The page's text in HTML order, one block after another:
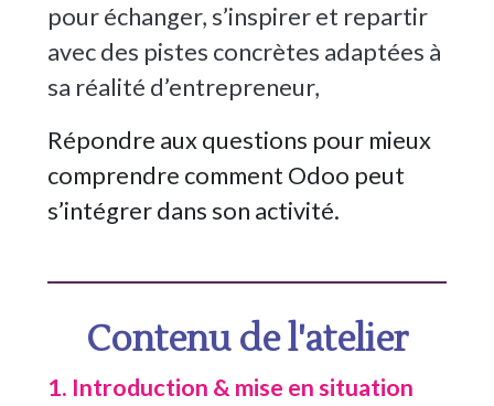
pour échanger, s’inspirer et repartir
avec des pistes concrètes adaptées à
sa réalité d’entrepreneur,
Répondre aux questions pour mieux
comprendre comment Odoo peut
s’intégrer dans son activité.
Contenu de l'atelier
1. Introduction & mise en situation